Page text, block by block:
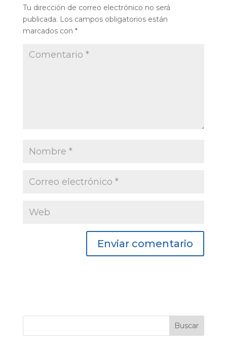
Tu dirección de correo electrónico no será
publicada. Los campos obligatorios están
marcados con *
Buscar